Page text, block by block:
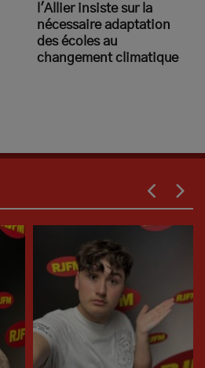
l'Allier insiste sur la
nécessaire adaptation
des écoles au
changement climatique